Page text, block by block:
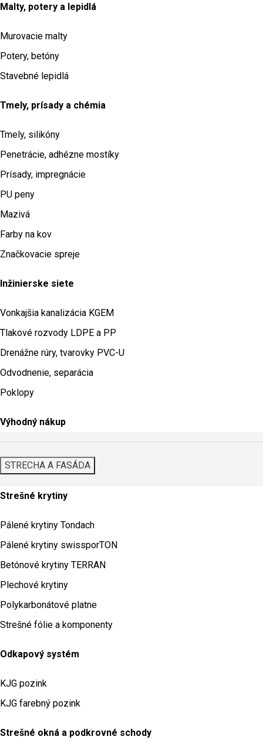
Malty, potery a lepidlá
Murovacie malty
Potery, betóny
Stavebné lepidlá
Tmely, prísady a chémia
Tmely, silikóny
Penetrácie, adhézne mostíky
Prísady, impregnácie
PU peny
Mazivá
Farby na kov
Značkovacie spreje
Inžinierske siete
Vonkajšia kanalizácia KGEM
Tlakové rozvody LDPE a PP
Drenážne rúry, tvarovky PVC-U
Odvodnenie, separácia
Poklopy
Výhodný nákup
STRECHA A FASÁDA
Strešné krytiny
Pálené krytiny Tondach
Pálené krytiny swissporTON
Betónové krytiny TERRAN
Plechové krytiny
Polykarbonátové platne
Strešné fólie a komponenty
Odkapový systém
KJG pozink
KJG farebný pozink
Strešné okná a podkrovné schody